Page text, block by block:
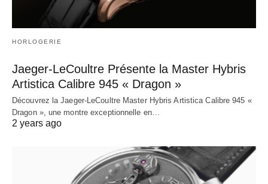
HORLOGERIE
Jaeger-LeCoultre Présente la Master Hybris
Artistica Calibre 945 « Dragon »
Découvrez la Jaeger-LeCoultre Master Hybris Artistica Calibre 945 «
Dragon », une montre exceptionnelle en…
2 years ago